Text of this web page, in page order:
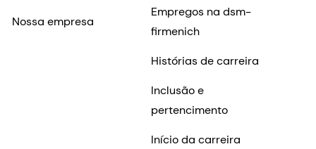
Nossa empresa
Empregos na dsm-
firmenich
Histórias de carreira
Inclusão e
pertencimento
Início da carreira